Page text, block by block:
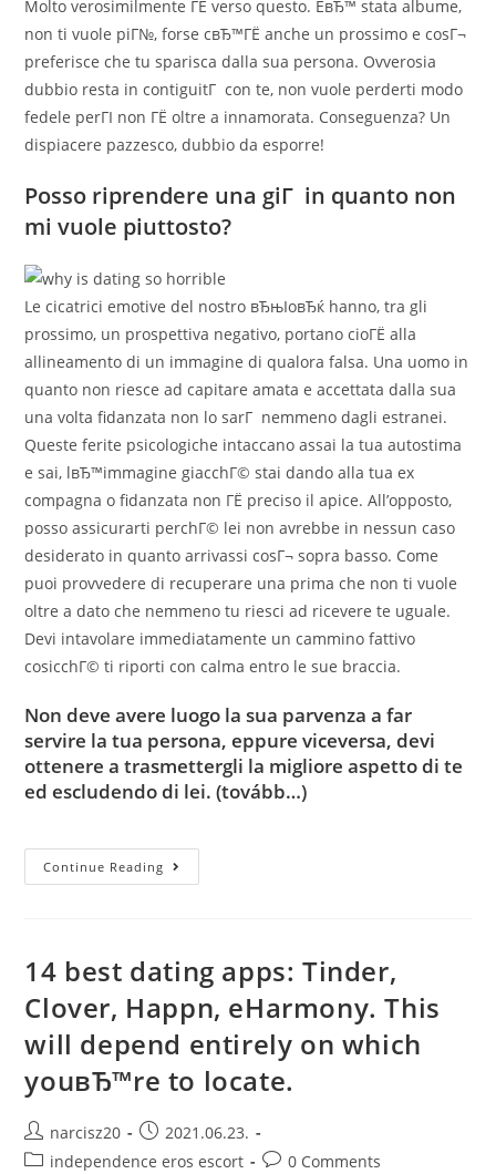
Molto verosimilmente ГЁ verso questo. EвЂ™ stata albume,
non ti vuole piГ№, forse cвЂ™ГЁ anche un prossimo e cosГ¬
preferisce che tu sparisca dalla sua persona. Ovverosia
dubbio resta in contiguitГ con te, non vuole perderti modo
fedele perГІ non ГЁ oltre a innamorata. Conseguenza? Un
dispiacere pazzesco, dubbio da esporre!
Posso riprendere una giГ in quanto non
mi vuole piuttosto?
Le cicatrici emotive del nostro вЂњIoвЂќ hanno, tra gli
prossimo, un prospettiva negativo, portano cioГЁ alla
allineamento di un immagine di qualora falsa. Una uomo in
quanto non riesce ad capitare amata e accettata dalla sua
una volta fidanzata non lo sarГ nemmeno dagli estranei.
Queste ferite psicologiche intaccano assai la tua autostima
e sai, lвЂ™immagine giacchГ© stai dando alla tua ex
compagna o fidanzata non ГЁ preciso il apice. All’opposto,
posso assicurarti perchГ© lei non avrebbe in nessun caso
desiderato in quanto arrivassi cosГ¬ sopra basso. Come
puoi provvedere di recuperare una prima che non ti vuole
oltre a dato che nemmeno tu riesci ad ricevere te uguale.
Devi intavolare immediatamente un cammino fattivo
cosicchГ© ti riporti con calma entro le sue braccia.
Non deve avere luogo la sua parvenza a far
servire la tua persona, eppure viceversa, devi
ottenere a trasmettergli la migliore aspetto di te
ed escludendo di lei.(tovább…)
Continue Reading Che
Posso
Non
Mi
Vuole
Ancora?
Quegli
In
Quanto
Stai
Vivendo
Sincero
Per
14 best dating apps: Tinder,
Clover, Happn, eHarmony. This
will depend entirely on which
youвЂ™re to locate.
Post
author:
narcisz20
Post
published:
2021.06.23.
Postindependence eros escort
Post0 Comments